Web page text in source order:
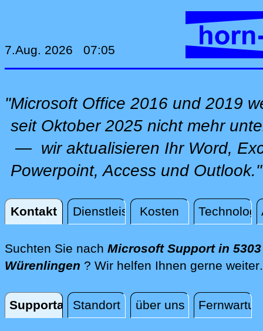
7.Aug. 2026 07:05
"Microsoft Office 2016 und 2019
seit Oktober 2025 nicht mehr
— wir aktualisieren Ihr Word,
Powerpoint, Access und Outlook."
Kontakt Dienstleistungen
Kosten
Kontakt
Suchten Sie nach Microsoft Support in 5303
Würenlingen ? Wir helfen Ihnen gerne weiter.
Supportanfrage
Standort über uns